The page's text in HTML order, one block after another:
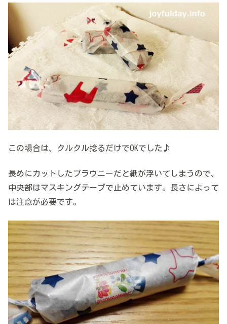
この場合は、クルクル捻るだけでOKでした♪
長めにカットしたブラウニーだと紙が浮いてしまうので、
中央部はマスキングテープで止めています。長さによって
は注意が必要です。